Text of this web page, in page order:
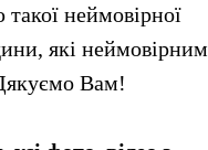
неймовірної
які неймовірним
Вам!